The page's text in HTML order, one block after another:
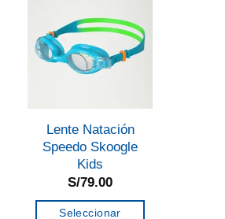
Lente Natación
Speedo Skoogle
Kids
S/79.00
Seleccionar